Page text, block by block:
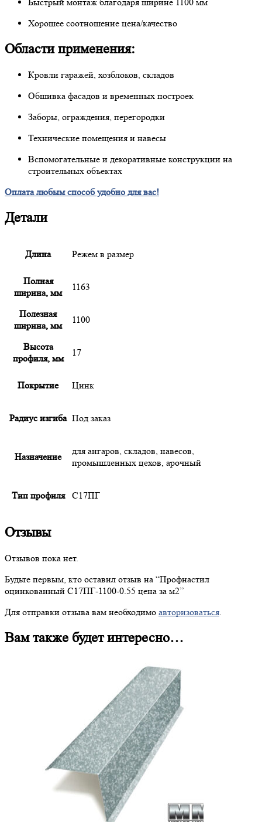
Хорошее соотношение цена/качество
Области применения:
Кровли гаражей, хозблоков, складов
Обшивка фасадов и временных построек
Заборы, ограждения, перегородки
Технические помещения и навесы
Вспомогательные и декоративные конструкции на
строительных объектах
Оплата любым способ удобно для вас!
Детали
Длина Режем в размер
Полная
ширина, мм
1163
Полезная
ширина, мм
1100
Высота
профиля, мм
17
Покрытие Цинк
Радиус изгиба Под заказ
Назначение
для ангаров, складов, навесов,
промышленных цехов, арочный
Тип профиля С17ПГ
Отзывы
Отзывов пока нет.
Будьте первым, кто оставил отзыв на “Профнастил
оцинкованный С17ПГ-1100-0.55 цена за м2”
Для отправки отзыва вам необходимо авторизоваться.
Вам также будет интересно…